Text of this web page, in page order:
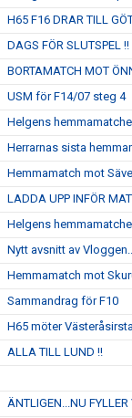
H65 F16 DRAR TILL
DAGS FÖR SLUTSPEL !!
BORTAMATCH MOT
USM för F14/07 steg 4
Helgens
Herrarnas sista
Hemmamatch mot
LADDA UPP INFÖR
Helgens
Nytt avsnitt av
Hemmamatch mot
Sammandrag för F10
H65 möter
ALLA TILL LUND !!
ÄNTLIGEN...NU